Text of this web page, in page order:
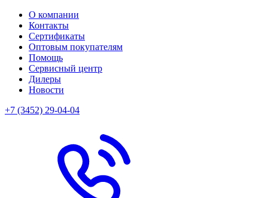
О компании
Контакты
Сертификаты
Оптовым покупателям
Помощь
Сервисный центр
Дилеры
Новости
+7 (3452) 29-04-04